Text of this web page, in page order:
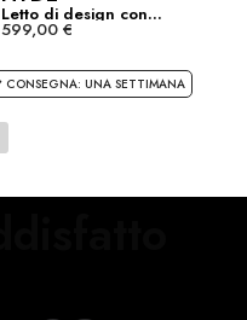
Letto di design con...
599,00 €
CONSEGNA: UNA SETTIMANA